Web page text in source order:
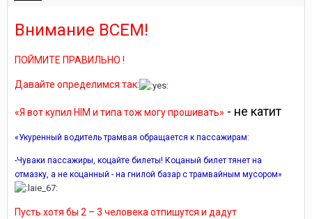
Внимание ВСЕМ!
ПОЙМИТЕ ПРАВИЛЬНО !
Давайте определимся так:
«Я вот купил HIM и типа тож могу прошивать» - не катит
«Укуренный водитель трамвая обращается к пассажирам:
-Чуваки пассажиры, коцайте билеты! Коцаный билет тянет на
отмазку, а не коцанный - на гнилой базар с трамвайным мусором»
Пусть хотя бы 2 – 3 человека отпишутся и дадут